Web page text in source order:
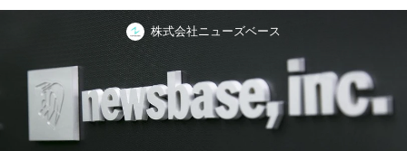
株式会社ニューズベース